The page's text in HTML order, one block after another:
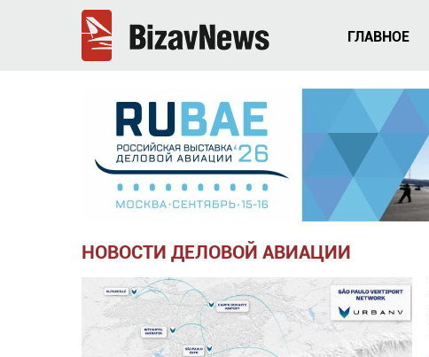
ГЛАВНОЕ
НОВОСТИ ДЕЛОВОЙ АВИАЦИИ